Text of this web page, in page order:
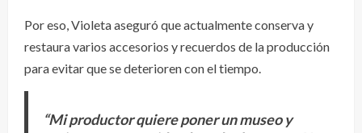
Por eso, Violeta aseguró que actualmente conserva y
restaura varios accesorios y recuerdos de la producción
para evitar que se deterioren con el tiempo.
“Mi productor quiere poner un museo y